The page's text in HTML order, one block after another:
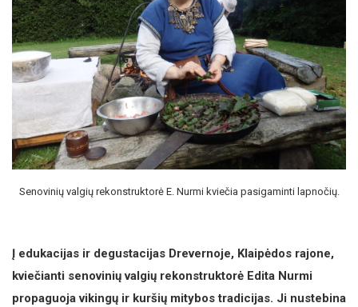
Senovinių valgių rekonstruktorė E. Nurmi kviečia pasigaminti lapnočių.
Į edukacijas ir degustacijas Drevernoje, Klaipėdos rajone,
kviečianti senovinių valgių rekonstruktorė Edita Nurmi
propaguoja vikingų ir kuršių mitybos tradicijas. Ji nustebina